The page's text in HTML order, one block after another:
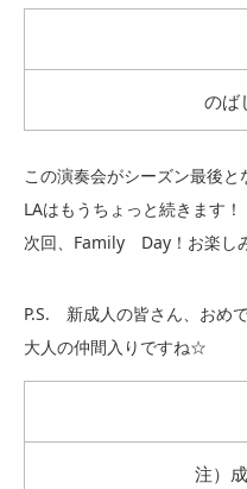
のば
この演奏会がシーズン最後と
LAはもうちょっと続きます！
次回、Family Day！お楽し
P.S. 新成人の皆さん、おめ
大人の仲間入りですね☆
注）